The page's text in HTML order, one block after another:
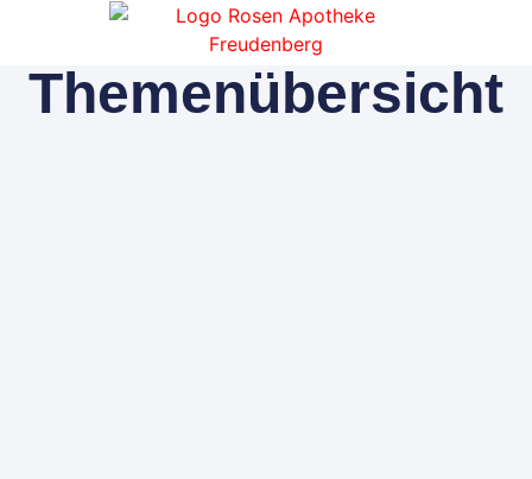
Themenübersicht